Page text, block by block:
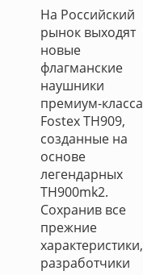
На Российский
рынок выходят
новые
флагманские
наушники
премиум-класса
Fostex TH909,
созданные на
основе
легендарных
TH900mk2.
Сохранив все
прежние
характеристики,
разработчики